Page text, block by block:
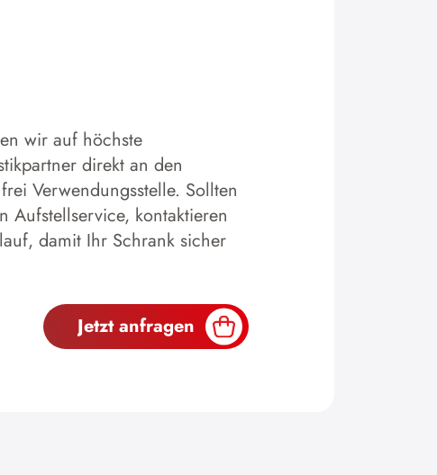
wir auf höchste
direkt an den
Verwendungsstelle. Sollten
Aufstellservice, kontaktieren
damit Ihr Schrank sicher
Jetzt anfragen